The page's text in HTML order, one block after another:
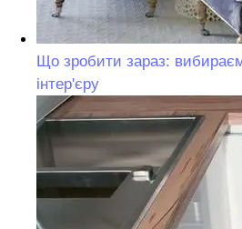
Що зробити зараз:
інтер'єру